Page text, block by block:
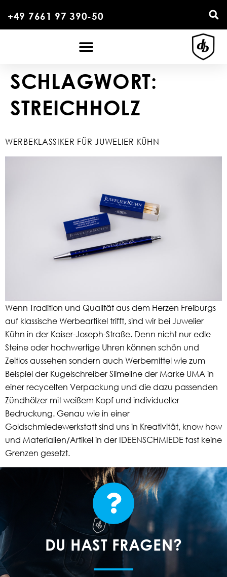
+49 7661 97 390-50
SCHLAGWORT:
STREICHHOLZ
WERBEKLASSIKER FÜR JUWELIER KÜHN
Wenn Tradition und Qualität aus dem Herzen Freiburgs
auf klassische Werbeartikel trifft, sind wir bei Juwelier
Kühn in der Kaiser-Joseph-Straße. Denn nicht nur edle
Steine oder hochwertige Uhren können schön und
Zeitlos aussehen sondern auch Werbemittel wie zum
Beispiel der Kugelschreiber Slimeline der Marke UMA in
einer recycelten Verpackung und die dazu passenden
Zündhölzer mit weißem Kopf und individueller
Bedruckung. Genau wie in einer
Goldschmiedewerkstatt sind uns in Kreativität, know how
und Materialien/Artikel in der IDEENSCHMIEDE fast keine
Grenzen gesetzt.
DU HAST FRAGEN?